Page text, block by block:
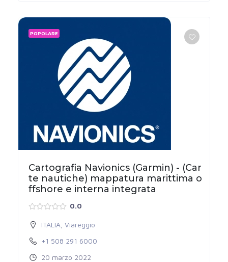
POPOLARE
Cartografia Navionics (Garmin) - (Car
te nautiche) mappatura marittima o
ffshore e interna integrata
0.0
ITALIA Viareggio
+1 508 291 6000
20 marzo 2022